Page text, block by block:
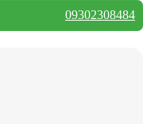
09302308484